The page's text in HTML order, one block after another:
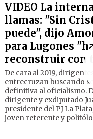
VIDEO La
llamas: "Sin
puede", dijo
para Lugones
reconstruir con
De cara al 2019,
entrecruzan buscando
definitiva al oficialismo.
dirigente y exdiputado
presidente del PJ La
joven referente y